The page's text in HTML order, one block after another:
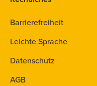
Barrierefreiheit
Leichte Sprache
Datenschutz
AGB